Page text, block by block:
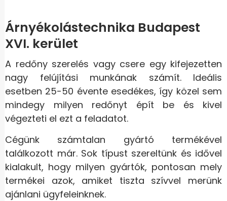
Árnyékolástechnika Budapest
XVI. kerület
A redőny szerelés vagy csere egy kifejezetten
nagy felújítási munkának számít. Ideális
esetben 25-50 évente esedékes, így közel sem
mindegy milyen redőnyt épít be és kivel
végezteti el ezt a feladatot.
Cégünk számtalan gyártó termékével
találkozott már. Sok típust szereltünk és idővel
kialakult, hogy milyen gyártók, pontosan mely
termékei azok, amiket tiszta szívvel merünk
ajánlani ügyfeleinknek.